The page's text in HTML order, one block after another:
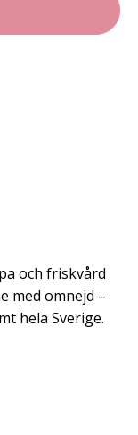
och friskvård
med omnejd –
hela Sverige.